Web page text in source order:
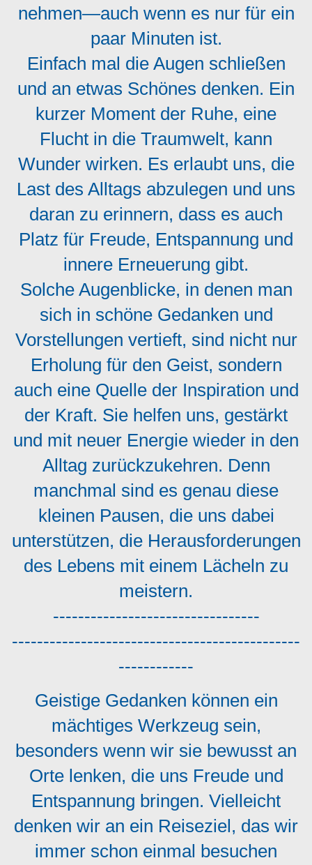
nehmen—auch wenn es nur für ein
paar Minuten ist.
Einfach mal die Augen schließen
und an etwas Schönes denken. Ein
kurzer Moment der Ruhe, eine
Flucht in die Traumwelt, kann
Wunder wirken. Es erlaubt uns, die
Last des Alltags abzulegen und uns
daran zu erinnern, dass es auch
Platz für Freude, Entspannung und
innere Erneuerung gibt.
Solche Augenblicke, in denen man
sich in schöne Gedanken und
Vorstellungen vertieft, sind nicht nur
Erholung für den Geist, sondern
auch eine Quelle der Inspiration und
der Kraft. Sie helfen uns, gestärkt
und mit neuer Energie wieder in den
Alltag zurückzukehren. Denn
manchmal sind es genau diese
kleinen Pausen, die uns dabei
unterstützen, die Herausforderungen
des Lebens mit einem Lächeln zu
meistern.
---------------------------------
----------------------------------------------
------------
Geistige Gedanken können ein
mächtiges Werkzeug sein,
besonders wenn wir sie bewusst an
Orte lenken, die uns Freude und
Entspannung bringen. Vielleicht
denken wir an ein Reiseziel, das wir
immer schon einmal besuchen